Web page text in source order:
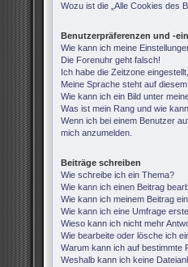
Wozu ist die „Alle Cookies des
Benutzerpräferenzen und -
Wie kann ich meine
Die Forenuhr geht falsch!
Ich habe die Zeitzone
Meine Sprache steht auf
Wie kann ich ein Bild unter
Was ist mein Rang und wie
Wenn ich bei einem Benutzer
mich anzumelden.
Beiträge schreiben
Wie schreibe ich ein Thema?
Wie kann ich einen Beitrag
Wie kann ich meinem Beitrag
Wie kann ich eine Umfrage
Wieso kann ich nicht mehr
Wie bearbeite oder lösche ich
Warum kann ich auf bestimmte
Weshalb kann ich keine